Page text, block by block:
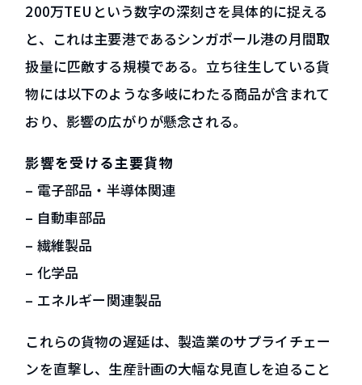
200万TEUという数字の深刻さを具体的に捉える
と、これは主要港であるシンガポール港の月間取
扱量に匹敵する規模である。立ち往生している貨
物には以下のような多岐にわたる商品が含まれて
おり、影響の広がりが懸念される。
影響を受ける主要貨物
– 電子部品・半導体関連
– 自動車部品
– 繊維製品
– 化学品
– エネルギー関連製品
これらの貨物の遅延は、製造業のサプライチェー
ンを直撃し、生産計画の大幅な見直しを迫ること